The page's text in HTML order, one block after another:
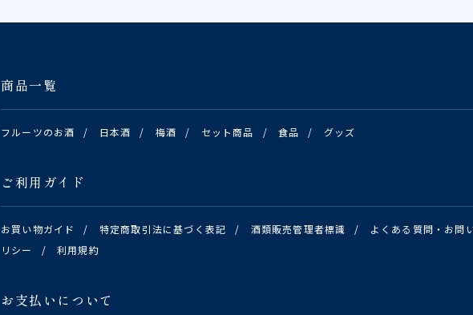
商品一覧
フルーツのお酒 / 日本酒 / 梅酒 / セット商品 / 食品 / グッズ
ご利用ガイド
お買い物ガイド / 特定商取引法に基づく表記 / 酒類販売管理者標識 / よくある質問・お問
リシー
/ 利用規約
お支払いについて